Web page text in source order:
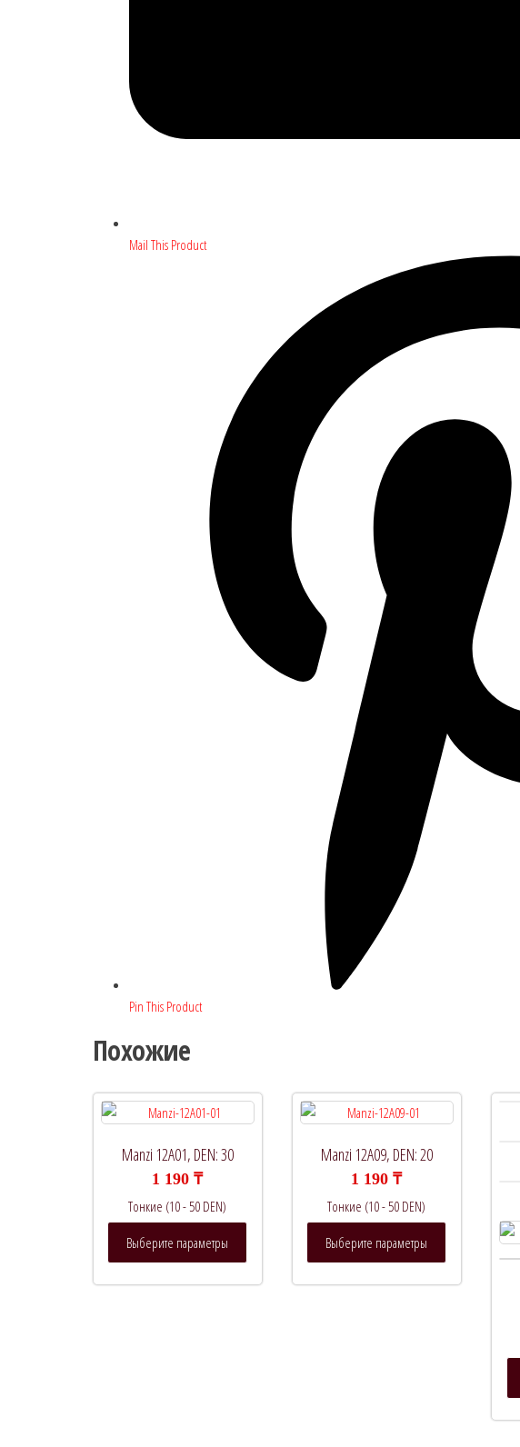
Mail This Product
Pin This Product
Похожие
Manzi 12A01, DEN: 30
1 190₸
Тонкие (10 - 50 DEN)
Выберите параметры
Manzi 12A09, DEN: 20
1 190₸
Тонкие (10 - 50 DEN)
Выберите параметры